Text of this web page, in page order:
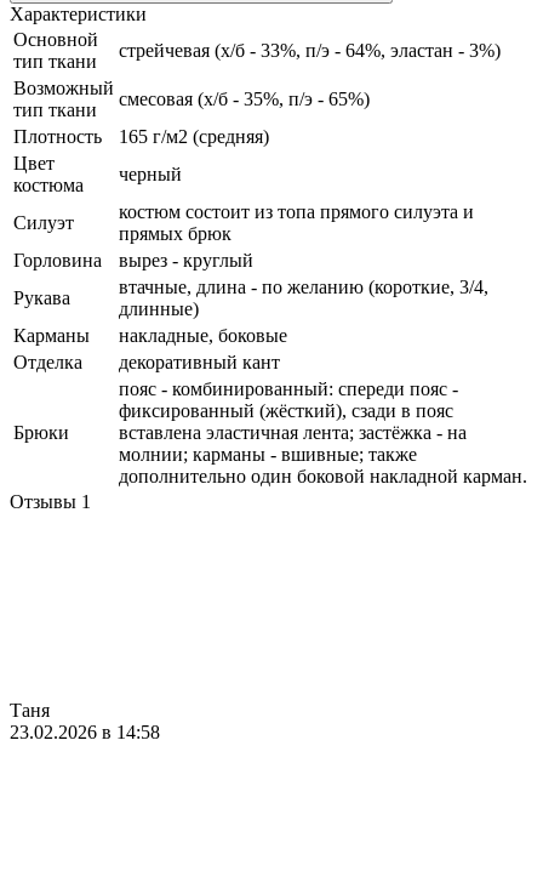
Характеристики
Основной
тип ткани
стрейчевая (х/б - 33%, п/э - 64%, эластан - 3%)
Возможный
тип ткани
смесовая (х/б - 35%, п/э - 65%)
Плотность
165 г/м2 (средняя)
Цвет
костюма
черный
Силуэт
костюм состоит из топа прямого силуэта и
прямых брюк
Горловина
вырез - круглый
Рукава
втачные, длина - по желанию (короткие, 3/4,
длинные)
Карманы
накладные, боковые
Отделка
декоративный кант
Брюки
пояс - комбинированный: спереди пояс -
фиксированный (жёсткий), сзади в пояс
вставлена эластичная лента; застёжка - на
молнии; карманы - вшивные; также
дополнительно один боковой накладной карман.
Отзывы 1
Таня
23.02.2026 в 14:58